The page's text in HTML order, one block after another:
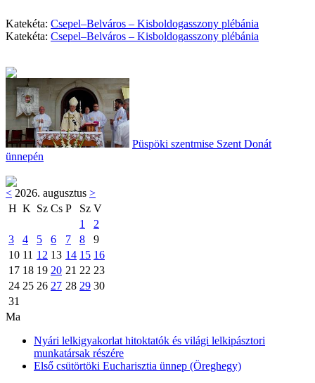
Katekéta: Csepel–Belváros – Kisboldogasszony plébánia
Katekéta: Csepel–Belváros – Kisboldogasszony plébánia
Püspöki szentmise Szent Donát
ünnepén
< 2026. augusztus >
H K Sz Cs P Sz V
1
2
3
4 5 6 7 8
9
10 11 12 13 14 15 16
17 18 19 20 21 22 23
24 25 26 27 28 29 30
31
Ma
Nyári lelkigyakorlat hitoktatók és világi lelkipásztori
munkatársak részére
Első csütörtöki Eucharisztia ünnep (Öreghegy)